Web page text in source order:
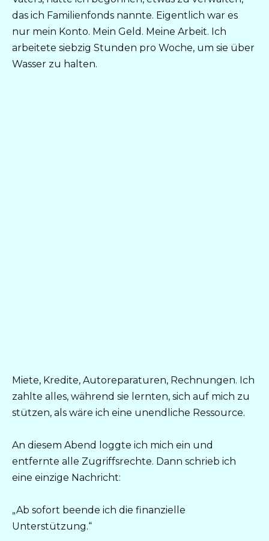
das ich Familienfonds nannte. Eigentlich war es
nur mein Konto. Mein Geld. Meine Arbeit. Ich
arbeitete siebzig Stunden pro Woche, um sie über
Wasser zu halten.
Miete, Kredite, Autoreparaturen, Rechnungen. Ich
zahlte alles, während sie lernten, sich auf mich zu
stützen, als wäre ich eine unendliche Ressource.
An diesem Abend loggte ich mich ein und
entfernte alle Zugriffsrechte. Dann schrieb ich
eine einzige Nachricht:
„Ab sofort beende ich die finanzielle
Unterstützung.“